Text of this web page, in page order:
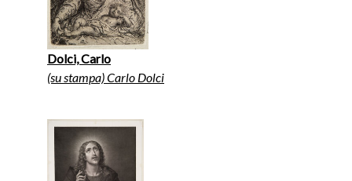
Dolci, Carlo
(su stampa) Carlo Dolci